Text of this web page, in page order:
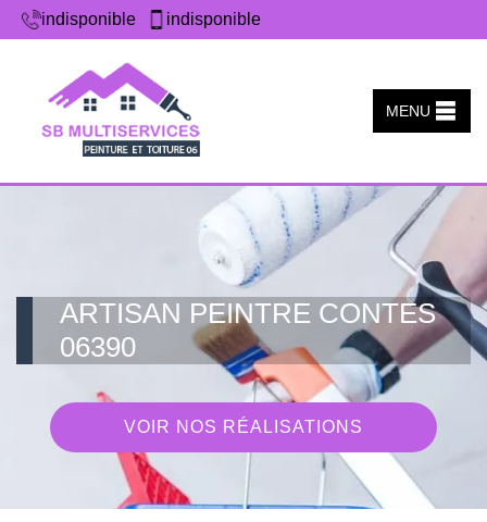
indisponible indisponible
MENU
ARTISAN PEINTRE CONTES
06390
VOIR NOS RÉALISATIONS